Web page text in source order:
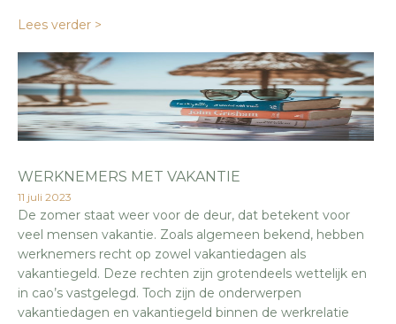
Lees verder >
WERKNEMERS MET VAKANTIE
11 juli 2023
De zomer staat weer voor de deur, dat betekent voor
veel mensen vakantie. Zoals algemeen bekend, hebben
werknemers recht op zowel vakantiedagen als
vakantiegeld. Deze rechten zijn grotendeels wettelijk en
in cao’s vastgelegd. Toch zijn de onderwerpen
vakantiedagen en vakantiegeld binnen de werkrelatie